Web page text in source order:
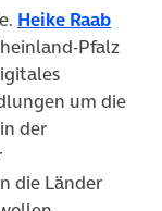
Heike Raab
Pfalz
um die
der
die Länder